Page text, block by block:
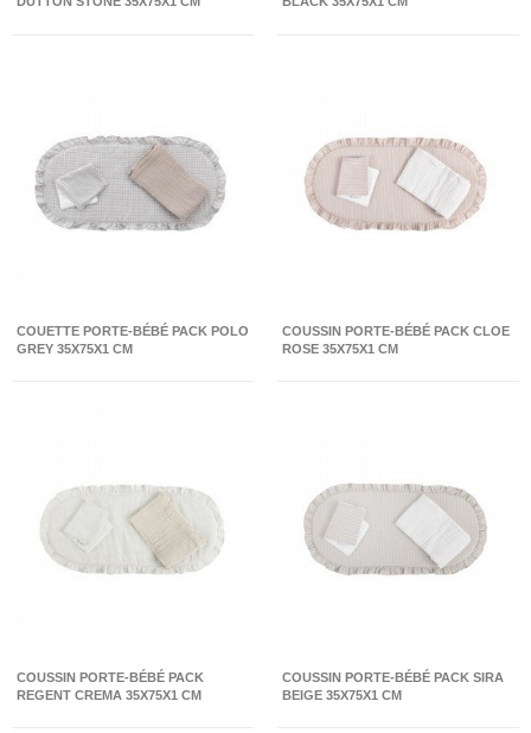
COUETTE PORTE-BÉBÉ PACK POLO
GREY 35X75X1 CM
COUSSIN PORTE-BÉBÉ PACK CLOE
ROSE 35X75X1 CM
COUSSIN PORTE-BÉBÉ PACK
REGENT CREMA 35X75X1 CM
COUSSIN PORTE-BÉBÉ PACK SIRA
BEIGE 35X75X1 CM